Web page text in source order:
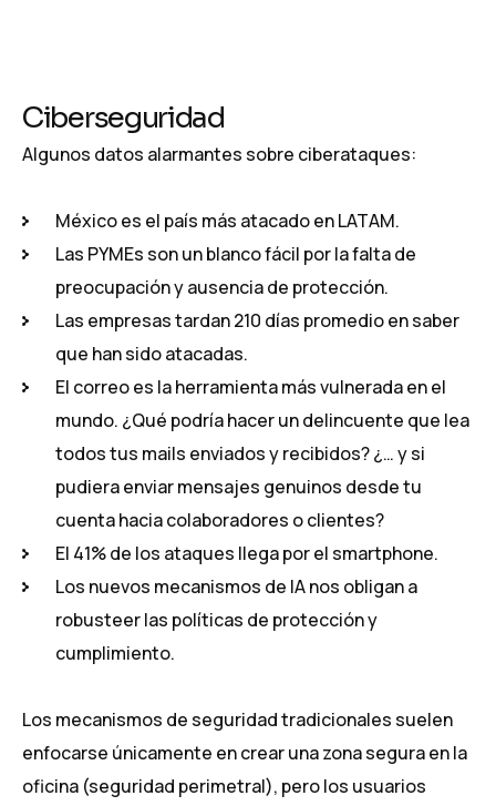
Ciberseguridad
Algunos datos alarmantes sobre ciberataques:
México es el país más atacado en LATAM.
Las PYMEs son un blanco fácil por la falta de
preocupación y ausencia de protección.
Las empresas tardan 210 días promedio en saber
que han sido atacadas.
El correo es la herramienta más vulnerada en el
mundo. ¿Qué podría hacer un delincuente que lea
todos tus mails enviados y recibidos? ¿… y si
pudiera enviar mensajes genuinos desde tu
cuenta hacia colaboradores o clientes?
El 41% de los ataques llega por el smartphone.
Los nuevos mecanismos de IA nos obligan a
robusteer las políticas de protección y
cumplimiento.
Los mecanismos de seguridad tradicionales suelen
enfocarse únicamente en crear una zona segura en la
oficina (seguridad perimetral), pero los usuarios